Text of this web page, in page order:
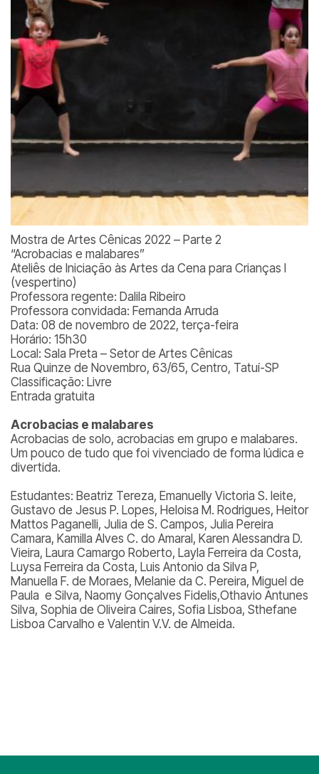
Mostra de Artes Cênicas 2022 – Parte 2
“Acrobacias e malabares”
Ateliês de Iniciação às Artes da Cena para Crianças I
(vespertino)
Professora regente: Dalila Ribeiro
Professora convidada: Fernanda Arruda
Data: 08 de novembro de 2022, terça-feira
Horário: 15h30
Local: Sala Preta – Setor de Artes Cênicas
Rua Quinze de Novembro, 63/65, Centro, Tatuí-SP
Classificação: Livre
Entrada gratuita
Acrobacias e malabares
Acrobacias de solo, acrobacias em grupo e malabares.
Um pouco de tudo que foi vivenciado de forma lúdica e
divertida.
Estudantes: Beatriz Tereza, Emanuelly Victoria S. leite,
Gustavo de Jesus P. Lopes, Heloisa M. Rodrigues, Heitor
Mattos Paganelli, Julia de S. Campos, Julia Pereira
Camara, Kamilla Alves C. do Amaral, Karen Alessandra D.
Vieira, Laura Camargo Roberto, Layla Ferreira da Costa,
Luysa Ferreira da Costa, Luis Antonio da Silva P,
Manuella F. de Moraes, Melanie da C. Pereira, Miguel de
Paula e Silva, Naomy Gonçalves Fidelis,Othavio Antunes
Silva, Sophia de Oliveira Caires, Sofia Lisboa, Sthefane
Lisboa Carvalho e Valentin V.V. de Almeida.